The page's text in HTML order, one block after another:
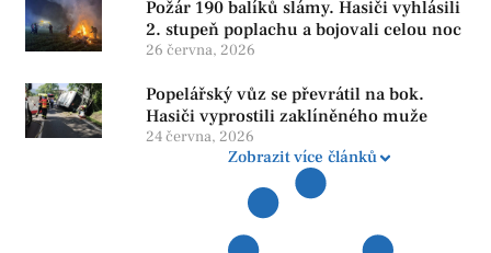
Požár 190 balíků slámy. Hasiči vyhlásili
2. stupeň poplachu a bojovali celou noc
26 června, 2026
Popelářský vůz se převrátil na bok.
Hasiči vyprostili zaklíněného muže
24 června, 2026
Zobrazit více článků